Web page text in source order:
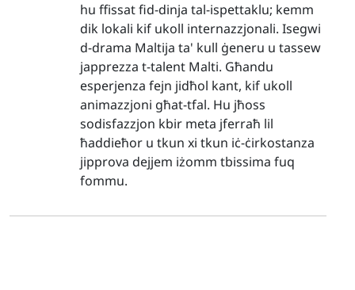
hu ffissat fid-dinja tal-ispettaklu; kemm
dik lokali kif ukoll internazzjonali. Isegwi
d-drama Maltija ta' kull ġeneru u tassew
japprezza t-talent Malti. Għandu
esperjenza fejn jidħol kant, kif ukoll
animazzjoni għat-tfal. Hu jħoss
sodisfazzjon kbir meta jferraħ lil
ħaddieħor u tkun xi tkun iċ-ċirkostanza
jipprova dejjem iżomm tbissima fuq
fommu.